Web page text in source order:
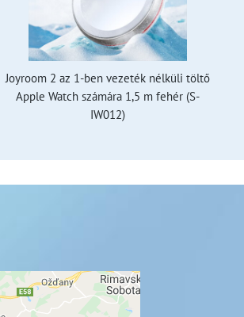
Joyroom 2 az 1-ben vezeték nélküli töltő
Apple Watch számára 1,5 m fehér (S-
IW012)
van az